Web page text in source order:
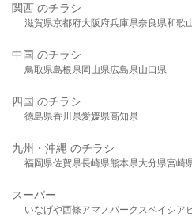
関西 のチラシ
滋賀県京都府大阪府兵庫県奈良県和歌
中国 のチラシ
鳥取県島根県岡山県広島県山口県
四国 のチラシ
徳島県香川県愛媛県高知県
九州・沖縄 のチラシ
福岡県佐賀県長崎県熊本県大分県宮崎
スーパー
いなげや西條アマノパークスベイシア